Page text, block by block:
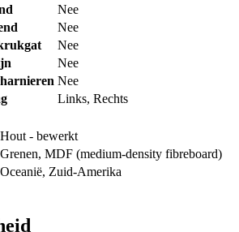
Nee
Nee
Nee
Nee
Nee
Links, Rechts
Hout - bewerkt
Grenen, MDF (medium-density fibreboard)
Oceanië, Zuid-Amerika